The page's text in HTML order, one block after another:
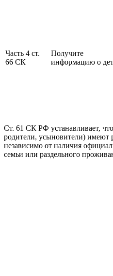
Часть 4 ст.
66 СК
Получите
информацию о
Ст. 61 СК РФ устанавливает,
родители, усыновители) имеют
независимо от наличия
семьи или раздельного